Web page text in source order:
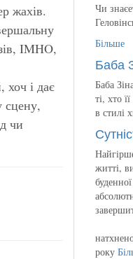
жахів.
IMHO,
і дає
сцену,
чи
Чи
Більше
Баба
Баба
ті, хто
в стилі
житті,
року